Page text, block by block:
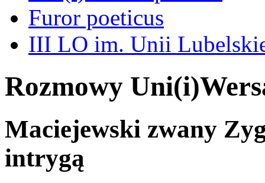
Furor poeticus
III LO im. Unii
Rozmowy
Maciejewski zwany
intrygą